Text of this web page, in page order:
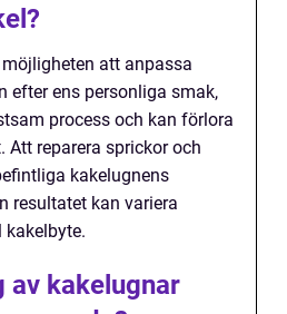
att anpassa
efter ens personliga smak,
process och kan förlora
Att reparera sprickor och
kakelugnens
resultatet kan variera
av kakelugnar